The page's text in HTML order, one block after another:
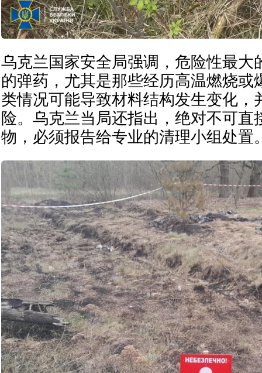
乌克兰国家安全局强调，危险性最大
的弹药，尤其是那些经历高温燃烧或
类情况可能导致材料结构发生变化，
险。乌克兰当局还指出，绝对不可直
物，必须报告给专业的清理小组处置